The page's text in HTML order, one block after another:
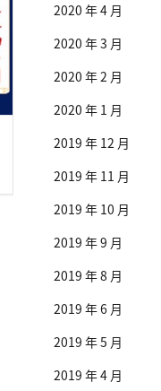
2020 年 4 月
2020 年 3 月
2020 年 2 月
2020 年 1 月
2019 年 12 月
2019 年 11 月
2019 年 10 月
2019 年 9 月
2019 年 8 月
2019 年 6 月
2019 年 5 月
2019 年 4 月